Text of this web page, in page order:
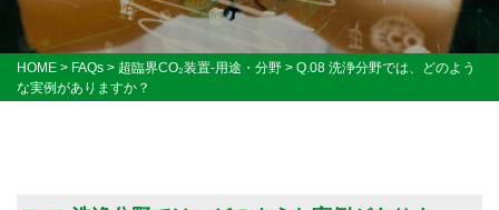
HOME > FAQs > 超臨界CO₂装置-用途・分野 >Q.08 洗浄分野では、どのよう
な実例がありますか？